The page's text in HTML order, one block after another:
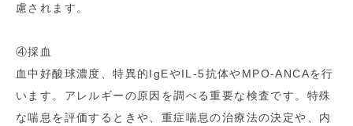
慮されます。
④採血
血中好酸球濃度、特異的IgEやIL-5抗体やMPO-ANCAを行
います。アレルギーの原因を調べる重要な検査です。特殊
な喘息を評価するときや、重症喘息の治療法の決定や、内